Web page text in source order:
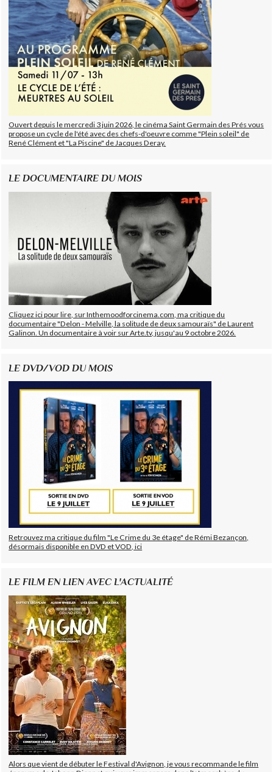
Ouvert depuis le mercredi 3 juin 2026, le cinéma Saint Germain des Prés vous
propose un cycle de l'été avec des chefs-d'oeuvre comme "Plein soleil" de
René Clément et "La Piscine" de Jacques Deray.
LE DOCUMENTAIRE DU MOIS
Cliquez ici pour lire, sur Inthemoodforcinema.com, ma critique du
documentaire "Delon - Melville, la solitude de deux samouraïs" de Laurent
Galinon. Un documentaire à voir sur Arte.tv, jusqu'au 9 octobre 2026.
LE DVD/VOD DU MOIS
Retrouvez ma critique du film "Le Crime du 3e étage" de Rémi Bezançon,
désormais disponible en DVD et VOD, ici
LE FILM EN LIEN AVEC L'ACTUALITÉ
Alors que vient de débuter le Festival d'Avignon, je vous recommande le film